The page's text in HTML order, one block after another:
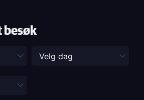
besøk